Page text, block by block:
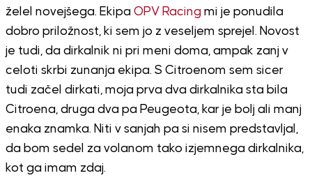
želel novejšega. Ekipa OPV Racingmi je ponudila
dobro priložnost, ki sem jo z veseljem sprejel. Novost
je tudi, da dirkalnik ni pri meni doma, ampak zanj v
celoti skrbi zunanja ekipa. S Citroenom sem sicer
tudi začel dirkati, moja prva dva dirkalnika sta bila
Citroena, druga dva pa Peugeota, kar je bolj ali manj
enaka znamka. Niti v sanjah pa si nisem predstavljal,
da bom sedel za volanom tako izjemnega dirkalnika,
kot ga imam zdaj.